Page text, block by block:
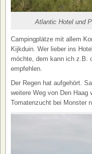
Atlantic Hotel und
Campingplätze mit allem
Kijkduin. Wer lieber ins
möchte, dem kann ich z.B.
empfehlen.
Der Regen hat aufgehört.
weitere Weg von Den Haag
Tomatenzucht bei Monster